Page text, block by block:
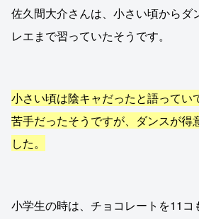
佐久間大介さんは、小さい頃からダ
レエまで習っていたそうです。
小さい頃は陰キャだったと語ってい
苦手だったそうですが、ダンスが得
した。
小学生の時は、チョコレートを11コ